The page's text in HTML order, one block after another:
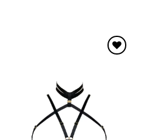
önskelistan